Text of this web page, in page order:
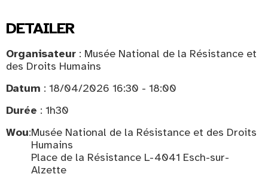
DETAILER
Organisateur : Musée National de la Résistance et
des Droits Humains
Datum : 18/04/2026 16:30 - 18:00
Durée : 1h30
Wou:Musée National de la Résistance et des Droits
Humains
Place de la Résistance L-4041 Esch-sur-
Alzette